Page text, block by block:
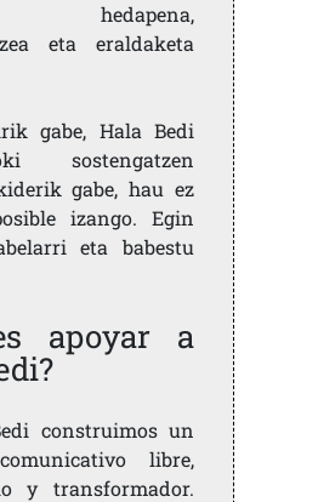
hedapena,
eta eraldaketa
gabe, Hala Bedi
sostengatzen
gabe, hau ez
izango. Egin
eta babestu
apoyar a
construimos un
libre,
y transformador.